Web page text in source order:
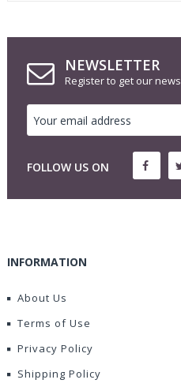
NEWSLETTER
Register to get our
FOLLOW US ON
INFORMATION
About Us
Terms of Use
Privacy Policy
Shipping Policy